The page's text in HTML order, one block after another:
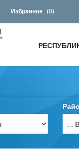
Избранное (0)
. .